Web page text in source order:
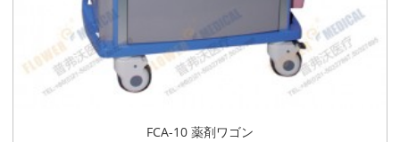
FCA-10 薬剤ワゴン